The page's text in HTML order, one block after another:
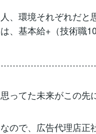
人、環境それぞれだと
は、基本給+（技術職
思ってた未来がこの先
なので、広告代理店正